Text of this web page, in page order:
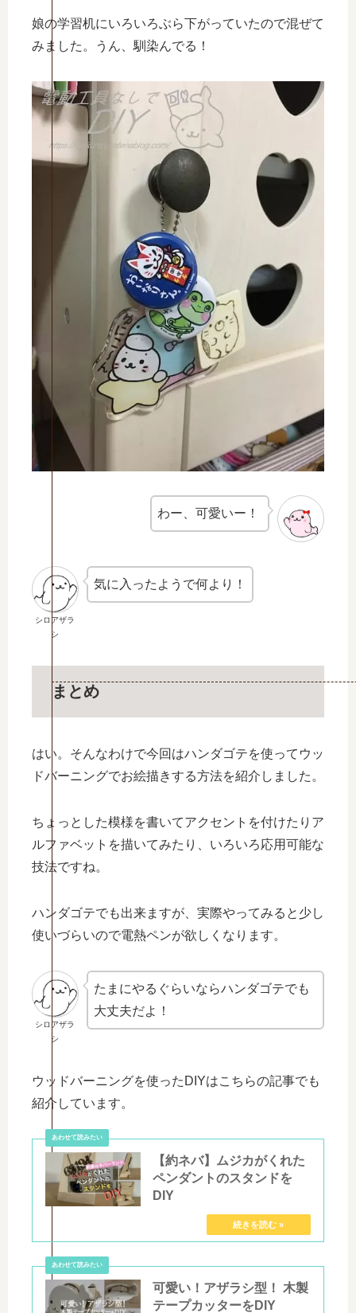
娘の学習机にいろいろぶら下がっていたので混ぜて
みました。うん、馴染んでる！
わー、可愛いー！
シロアザラ
シ
気に入ったようで何より！
まとめ
はい。そんなわけで今回はハンダゴテを使ってウッ
ドバーニングでお絵描きする方法を紹介しました。
ちょっとした模様を書いてアクセントを付けたりア
ルファベットを描いてみたり、いろいろ応用可能な
技法ですね。
ハンダゴテでも出来ますが、実際やってみると少し
使いづらいので電熱ペンが欲しくなります。
シロアザラ
シ
たまにやるぐらいならハンダゴテでも
大丈夫だよ！
ウッドバーニングを使ったDIYはこちらの記事でも
紹介しています。
【約ネバ】ムジカがくれた
ペンダントのスタンドを
DIY
可愛い！アザラシ型！ 木製
テープカッターをDIY